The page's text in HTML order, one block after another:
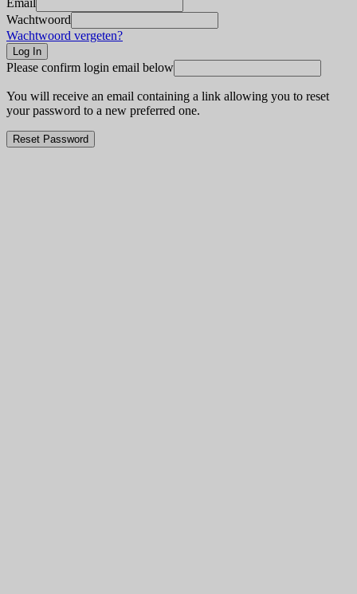
Email
Wachtwoord
Wachtwoord vergeten?
Please confirm login email below
You will receive an email containing a link allowing you to reset
your password to a new preferred one.